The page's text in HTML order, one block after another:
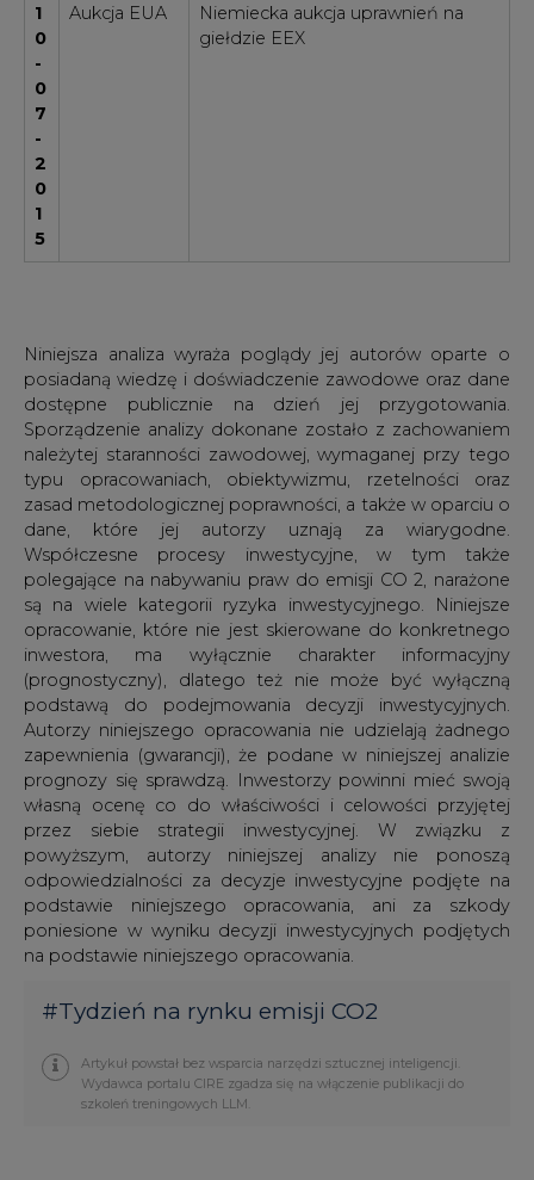
1
0
-
0
7
-
2
0
1
5
Aukcja EUA
Niemiecka aukcja uprawnień na
giełdzie EEX
Niniejsza analiza wyraża poglądy jej autorów oparte o
posiadaną wiedzę i doświadczenie zawodowe oraz dane
dostępne publicznie na dzień jej przygotowania.
Sporządzenie analizy dokonane zostało z zachowaniem
należytej staranności zawodowej, wymaganej przy tego
typu opracowaniach, obiektywizmu, rzetelności oraz
zasad metodologicznej poprawności, a także w oparciu o
dane, które jej autorzy uznają za wiarygodne.
Współczesne procesy inwestycyjne, w tym także
polegające na nabywaniu praw do emisji CO 2, narażone
są na wiele kategorii ryzyka inwestycyjnego. Niniejsze
opracowanie, które nie jest skierowane do konkretnego
inwestora, ma wyłącznie charakter informacyjny
(prognostyczny), dlatego też nie może być wyłączną
podstawą do podejmowania decyzji inwestycyjnych.
Autorzy niniejszego opracowania nie udzielają żadnego
zapewnienia (gwarancji), że podane w niniejszej analizie
prognozy się sprawdzą. Inwestorzy powinni mieć swoją
własną ocenę co do właściwości i celowości przyjętej
przez siebie strategii inwestycyjnej. W związku z
powyższym, autorzy niniejszej analizy nie ponoszą
odpowiedzialności za decyzje inwestycyjne podjęte na
podstawie niniejszego opracowania, ani za szkody
poniesione w wyniku decyzji inwestycyjnych podjętych
na podstawie niniejszego opracowania.
#Tydzień na rynku emisji CO2
Artykuł powstał bez wsparcia narzędzi sztucznej inteligencji.
Wydawca portalu CIRE zgadza się na włączenie publikacji do
szkoleń treningowych LLM.